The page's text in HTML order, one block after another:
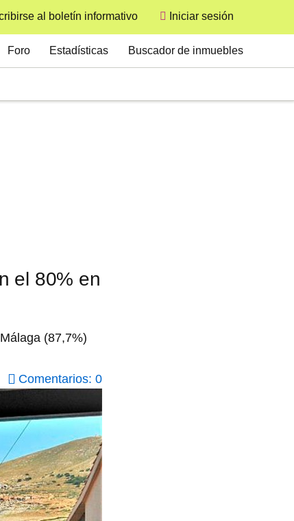
al boletín informativo
User
Iniciar sesión
Foro Estadísticas Buscador de inmuebles
el 80% en
(87,7%)
Comentarios: 0